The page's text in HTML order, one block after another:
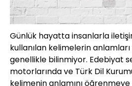
Günlük hayatta insanlarla
kullanılan kelimelerin
genellikle bilinmiyor. Edebiyat
motorlarında ve Türk Dil
kelimenin anlamını öğrenmeye